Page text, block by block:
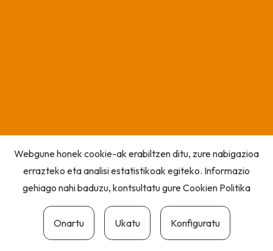
Webgune honek cookie-ak erabiltzen ditu, zure nabigazioa
errazteko eta analisi estatistikoak egiteko. Informazio
gehiago nahi baduzu, kontsultatu gureCookien Politika
Onartu Ukatu Konfiguratu